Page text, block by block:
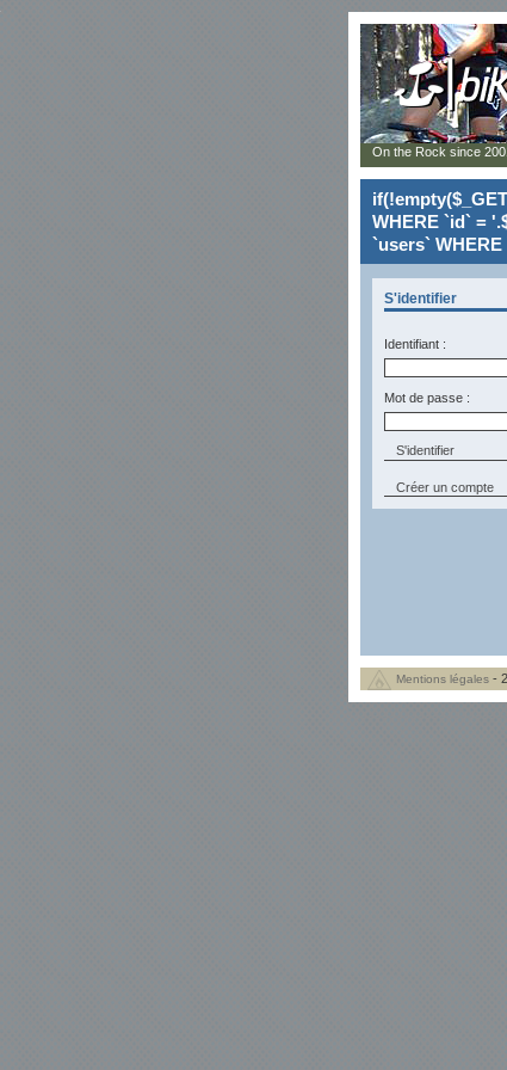
WHERE `id` =
`users`
S'identifier
Identifiant :
Mot de passe :
Créer un compte
On the Rock since
Mentions légales -